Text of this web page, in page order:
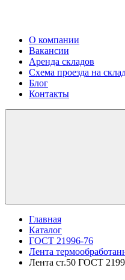
О компании
Вакансии
Аренда складов
Схема проезда на
Блог
Контакты
Главная
Каталог
ГОСТ 21996-76
Лента
Лента ст.50 ГОСТ